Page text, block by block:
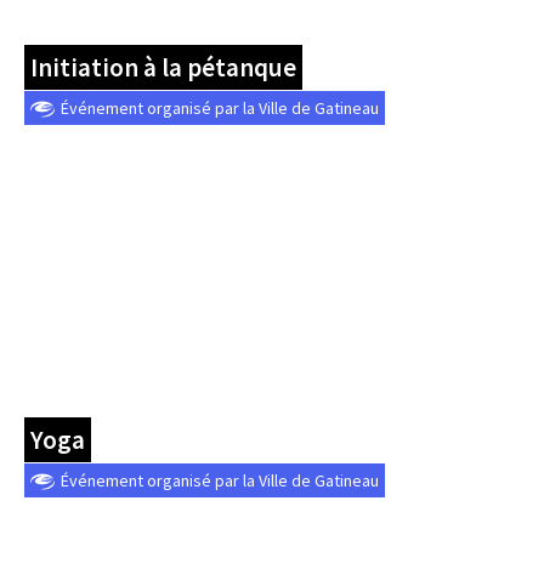
Initiation à la pétanque
Événement organisé par la Ville de Gatineau
Yoga
Événement organisé par la Ville de Gatineau